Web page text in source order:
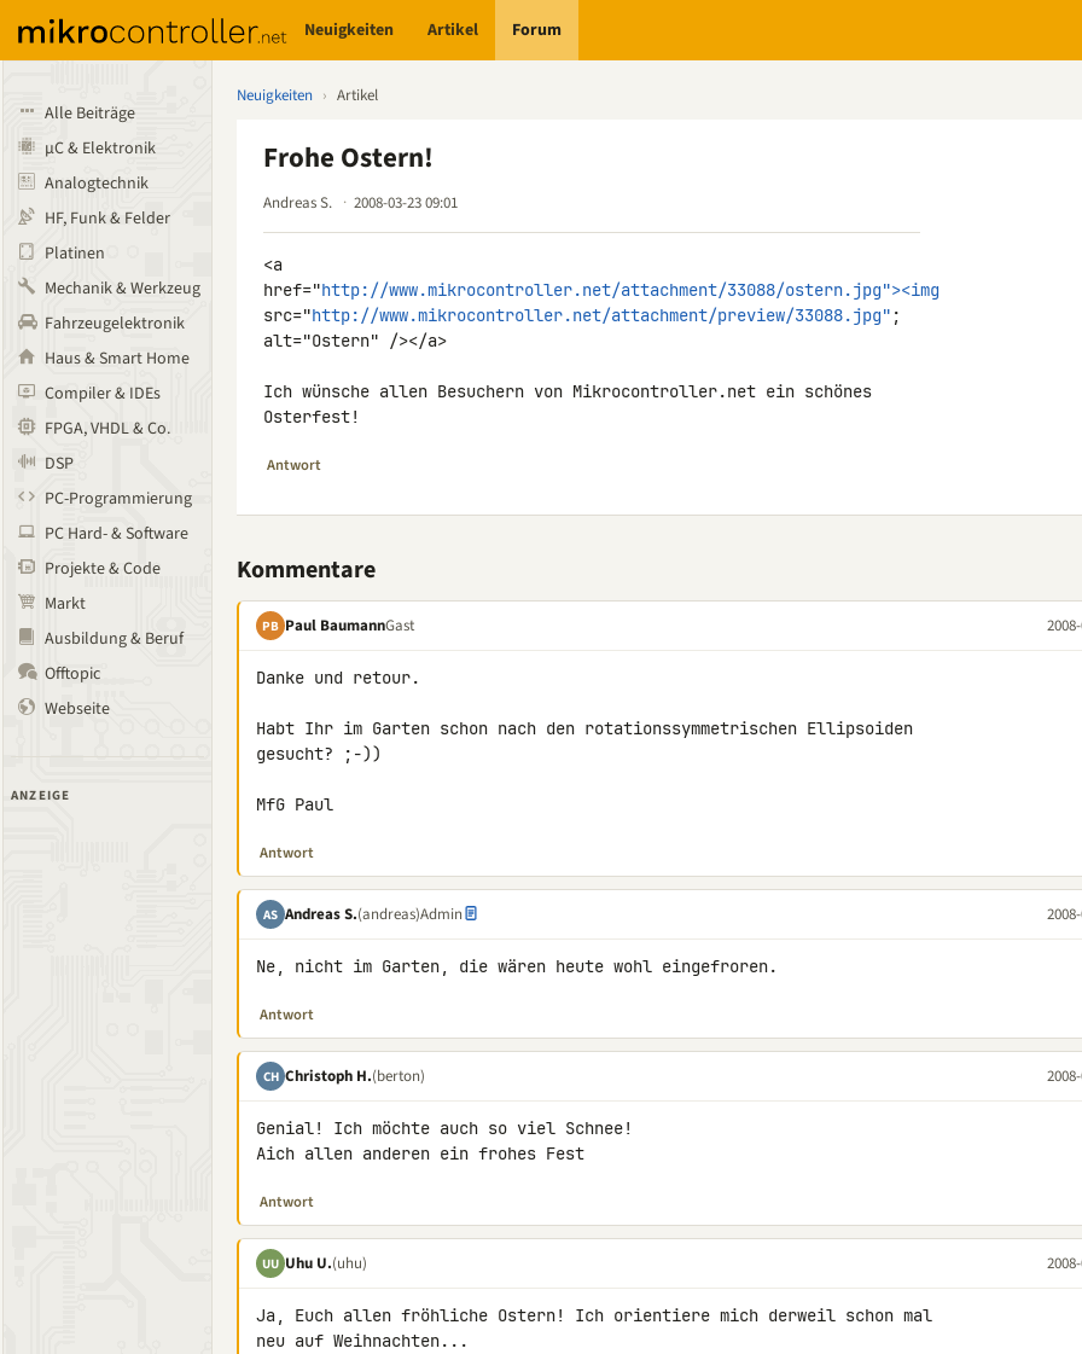
Neuigkeiten Artikel Forum
Alle Beiträge
µC & Elektronik
Analogtechnik
HF, Funk & Felder
Platinen
Mechanik & Werkzeug
Fahrzeugelektronik
Haus & Smart Home
Compiler & IDEs
FPGA, VHDL & Co.
DSP
PC-Programmierung
PC Hard- & Software
Projekte & Code
Markt
Ausbildung & Beruf
Offtopic
Webseite
ANZEIGE
Neuigkeiten › Artikel
Frohe Ostern!
Andreas S. 2008-03-23 09:01
<a
href="http://www.mikrocontroller.net/attachment/33088/ostern.jpg"><img
src="http://www.mikrocontroller.net/attachment/preview/33088.jpg" ;
alt="Ostern" /></a>
Ich wünsche allen Besuchern von Mikrocontroller.net ein schönes
Osterfest!
Antwort
Kommentare
PB Paul BaumannGast
Danke und retour.
Habt Ihr im Garten schon nach den rotationssymmetrischen Ellipsoiden
gesucht? ;-))
MfG Paul
Antwort
AS Andreas S.(andreas)Admin
Ne, nicht im Garten, die wären heute wohl eingefroren.
Antwort
CH Christoph H.(berton)
Genial! Ich möchte auch so viel Schnee!
Aich allen anderen ein frohes Fest
Antwort
UU Uhu U.(uhu)
Ja, Euch allen fröhliche Ostern! Ich orientiere mich derweil schon mal
neu auf Weihnachten...